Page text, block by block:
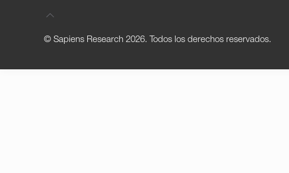
© Sapiens Research2026. Todos los derechos reservados.